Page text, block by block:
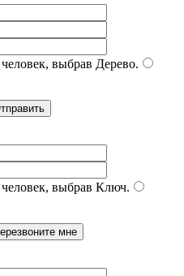
выбрав Дерево.
выбрав Ключ.